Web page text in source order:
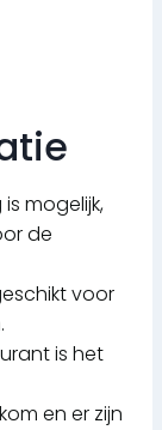
mogelijk,
de
voor
is het
en er zijn